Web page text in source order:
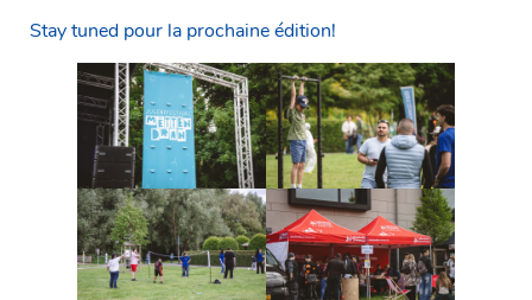
Stay tuned pour la prochaine édition!